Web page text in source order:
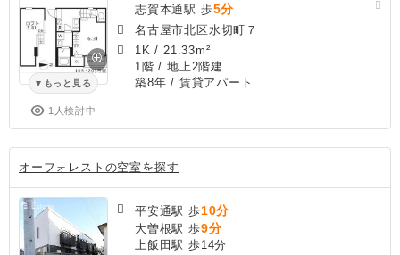
もっと見る
1人検討中
志賀本通駅 歩5分
名古屋市北区水切町７
1K / 21.33m²
1階 / 地上2階建
築8年 / 賃貸アパート
オーフォレストの空室を探す
平安通駅 歩10分
大曽根駅 歩9分
上飯田駅 歩14分